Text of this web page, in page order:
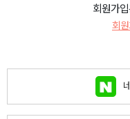
회원가
회